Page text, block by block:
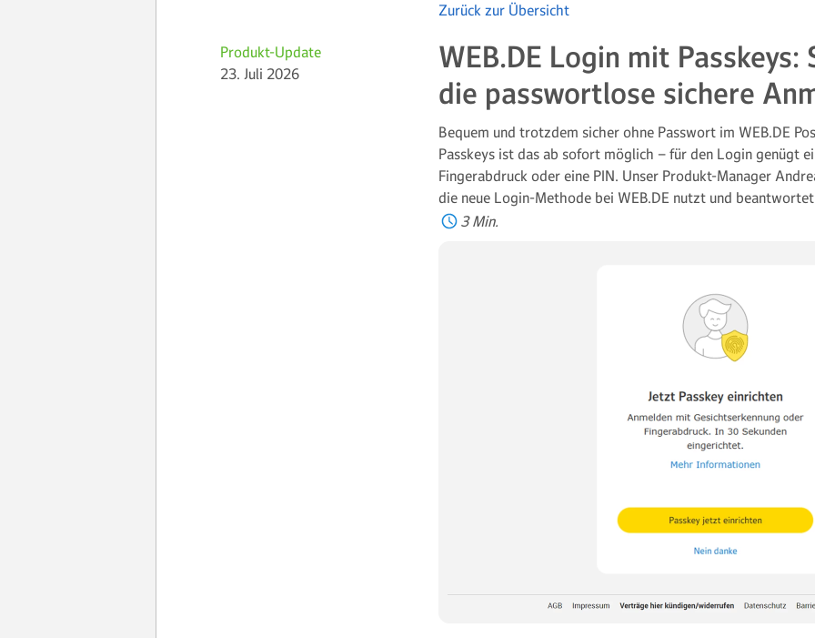
Zurück zur Übersicht
Produkt-Update
23. Juli 2026
WEB.DE Login mit
die passwortlose sichere
Bequem und trotzdem sicher ohne Passwort im WEB.DE
Passkeys ist das ab sofort möglich – für den Login genügt
Fingerabdruck oder eine PIN. Unser Produkt-Manager
die neue Login-Methode bei WEB.DE nutzt und
3 Min.